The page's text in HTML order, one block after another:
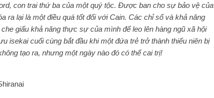
con trai thứ ba của một quý tộc. Được ban cho sự bảo vệ của
ra lại là một điều quá tốt đối với Cain. Các chỉ số và khả năng
giấu khả năng thực sự của mình để leo lên hàng ngũ xã hội
isekai cuối cùng bắt đầu khi một đứa trẻ trở thành thiếu niên bị
tạo ra, nhưng một ngày nào đó có thể cai trị!